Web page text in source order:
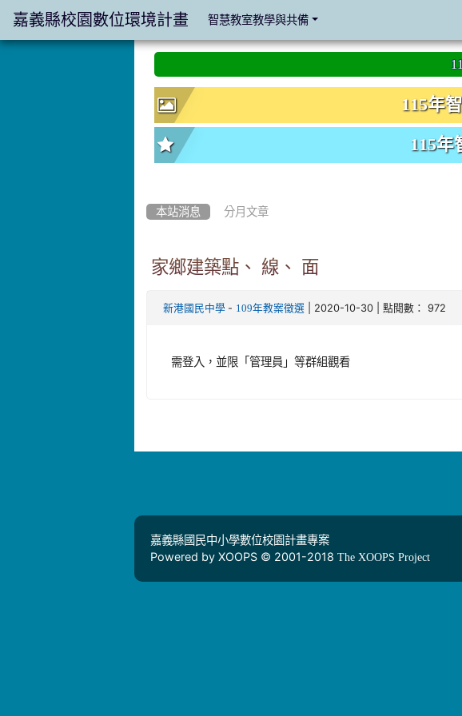
:::
115年
115年
本站消息 分月文章
家鄉建築點、 線、 面
新港國民中學 - 109年教案徵選 | 2020-10-30 | 點閱數： 972
需登入，並限「管理員」等群組觀看
嘉義縣國民中小學數位校園計畫專案
Powered by XOOPS © 2001-2018 The XOOPS Project
嘉義縣校園數位環境計畫 :::智慧教室教學與共備